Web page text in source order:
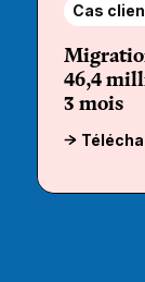
Cas
46,4
3 mois